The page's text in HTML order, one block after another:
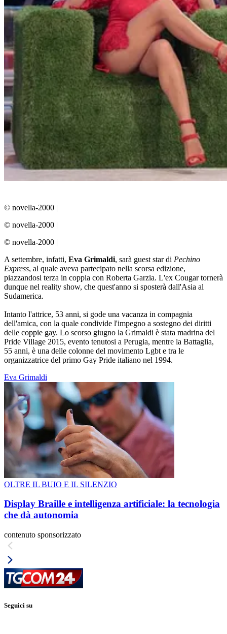
© novella-2000 |
© novella-2000 |
© novella-2000 |
A settembre, infatti, Eva Grimaldi, sarà guest star di Pechino
Express, al quale aveva partecipato nella scorsa edizione,
piazzandosi terza in coppia con Roberta Garzia. L'ex Cougar tornerà
dunque nel reality show, che quest'anno si sposterà dall'Asia al
Sudamerica.
Intanto l'attrice, 53 anni, si gode una vacanza in compagnia
dell'amica, con la quale condivide l'impegno a sostegno dei diritti
delle coppie gay. Lo scorso giugno la Grimaldi è stata madrina del
Pride Village 2015, evento tenutosi a Perugia, mentre la Battaglia,
55 anni, è una delle colonne del movimento Lgbt e tra le
organizzatrice del primo Gay Pride italiano nel 1994.
Eva Grimaldi
OLTRE IL BUIO E IL SILENZIO
Display Braille e intelligenza artificiale: la tecnologia
che dà autonomia
contenuto sponsorizzato
Seguici su